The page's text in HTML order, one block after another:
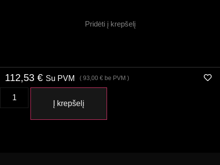
Pridėti į krepšelį
112,53 € Su PVM ( 93,00 € be PVM )
Į krepšelį